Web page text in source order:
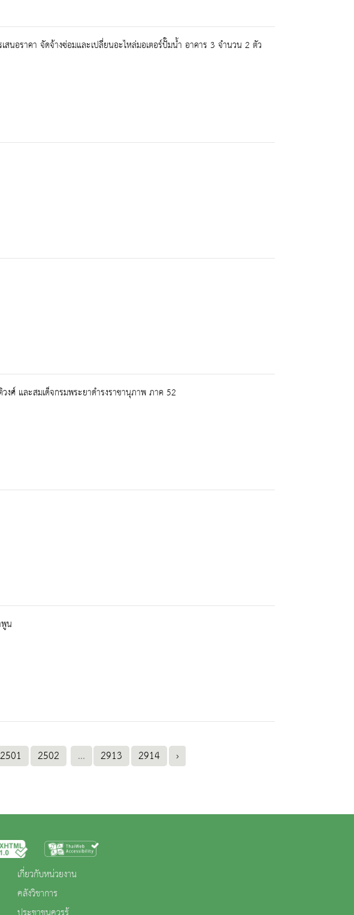
นอราคา จัดจ้างซ่อมและเปลี่ยนอะไหล่มอเตอร์ปั๊มน้ำ อาคาร 3 จำนวน 2 ตัว
งศ์ และสมเด็จกรมพระยาดำรงราชานุภาพ ภาค 52
น
2501 2502 ... 2913 2914 ›
เกี่ยวกับหน่วยงาน
คลังวิชาการ